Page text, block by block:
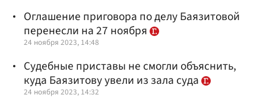
Оглашение приговора по делу Баязитовой
перенесли на 27 ноября
24 ноября 2023, 14:48
Судебные приставы не смогли объяснить,
куда Баязитову увели из зала суда
24 ноября 2023, 14:32